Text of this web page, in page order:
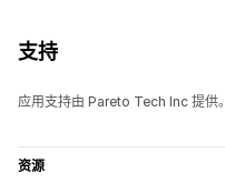
支持
应用支持由 Pareto Tech Inc 提供。
资源